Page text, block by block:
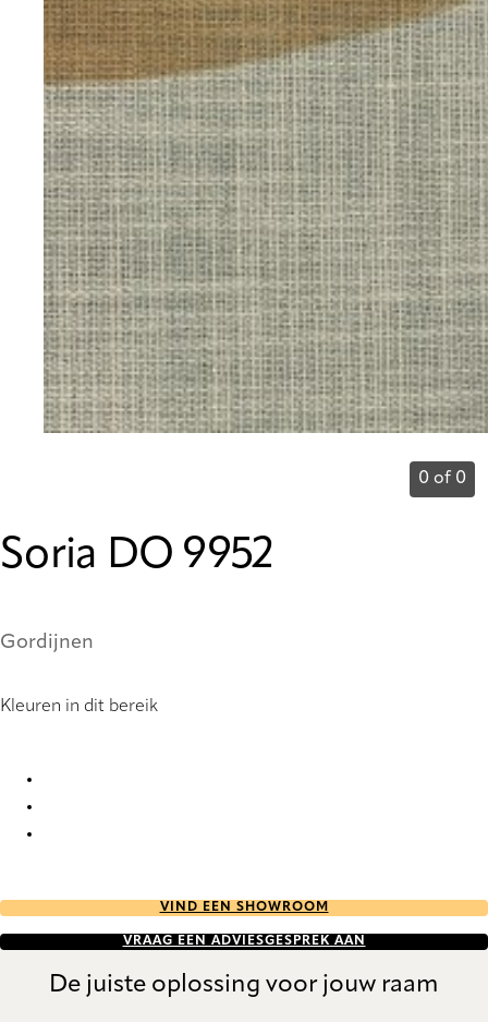
0 of 0
Soria DO 9952
Gordijnen
Kleuren in dit bereik
VIND EEN SHOWROOM
VRAAG EEN ADVIESGESPREK AAN
De juiste oplossing voor jouw raam